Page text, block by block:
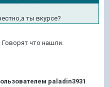
ты вкурсе?
что нашли.
paladin3931